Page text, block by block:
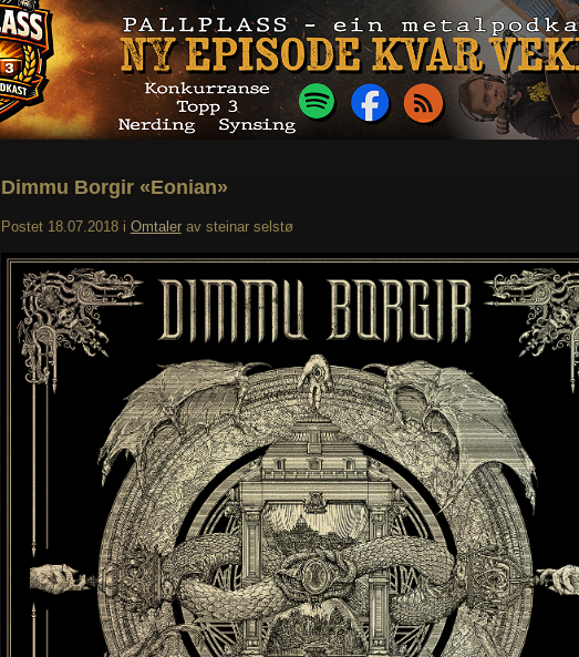
Dimmu Borgir «Eonian»
Postet 18.07.2018 i Omtaler av steinar selstø